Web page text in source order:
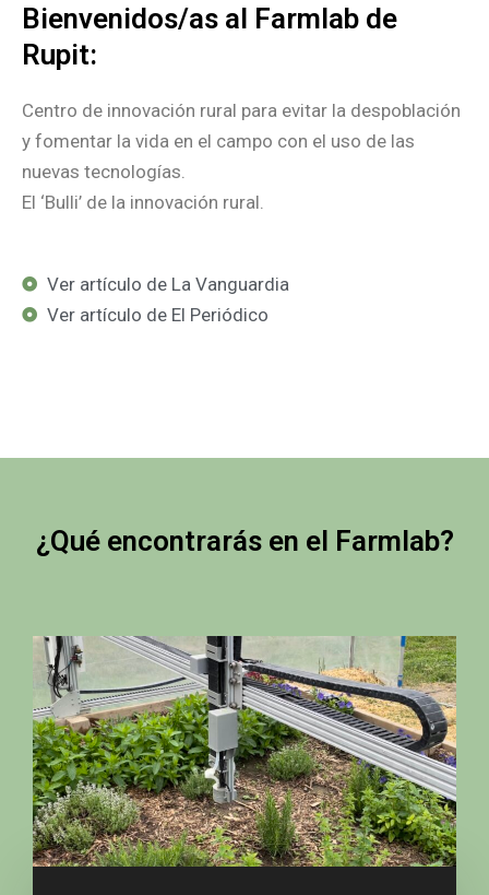
Bienvenidos/as al Farmlab de
Rupit:
Centro de innovación rural para evitar la despoblación
y fomentar la vida en el campo con el uso de las
nuevas tecnologías.
El ‘Bulli’ de la innovación rural.
Ver artículo de La Vanguardia
Ver artículo de El Periódico
¿Qué encontrarás en el Farmlab?